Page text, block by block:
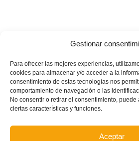
Gestionar
Para ofrecer las mejores experiencias,
cookies para almacenar y/o acceder a la
consentimiento de estas tecnologías nos
comportamiento de navegación o las
No consentir o retirar el consentimiento, puede
ciertas características y funciones.
Aceptar
POSTS RECIENTES
Estos son los dos grupos y
Comunitat para la temporada